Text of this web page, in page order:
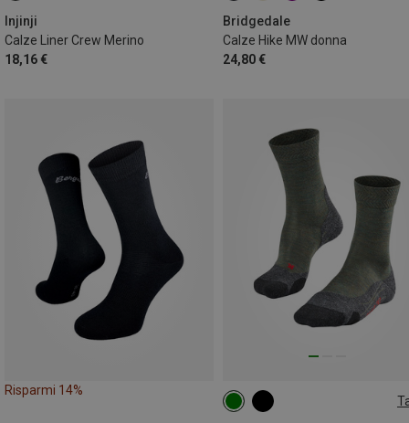
Injinji
Calze Liner Crew Merino
18,16 €
47.5|48
Bridgedale
Calze Hike MW donna
24,80 €
44|45|46
Risparmi 14%
39|40|41